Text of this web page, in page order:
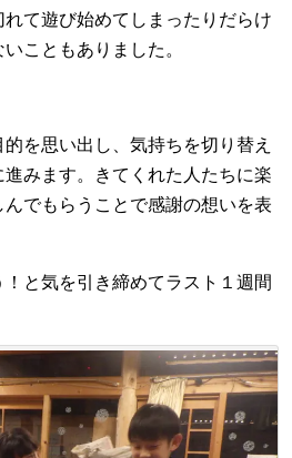
て遊び始めてしまったりだらけ
こともありました。
を思い出し、気持ちを切り替え
みます。きてくれた人たちに楽
でもらうことで感謝の想いを表
と気を引き締めてラスト１週間